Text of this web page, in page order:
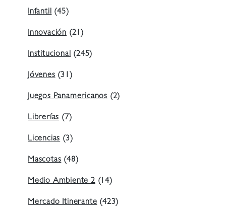
Infantil (45)
Innovación (21)
Institucional (245)
Jóvenes (31)
Juegos Panamericanos (2)
Librerías (7)
Licencias (3)
Mascotas (48)
Medio Ambiente 2(14)
Mercado Itinerante (423)